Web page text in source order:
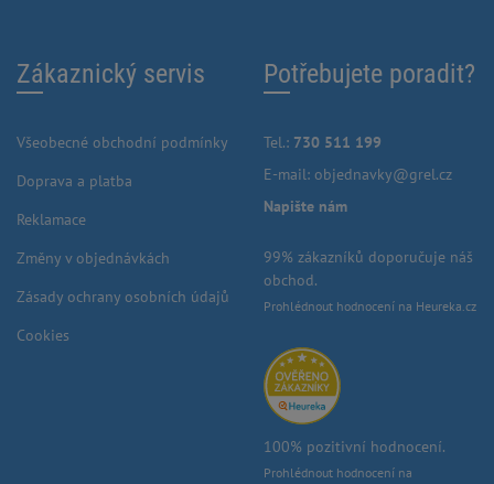
Zákaznický servis
Všeobecné obchodní podmínky
Doprava a platba
Reklamace
Změny v objednávkách
Zásady ochrany osobních údajů
Cookies
Potřebujete poradit?
Tel.: 730 511 199
E-mail: objednavky@grel.cz
Napište nám
99% zákazníků doporučuje náš
obchod.
Prohlédnout hodnocení na Heureka.cz
100% pozitivní hodnocení.
Prohlédnout hodnocení na